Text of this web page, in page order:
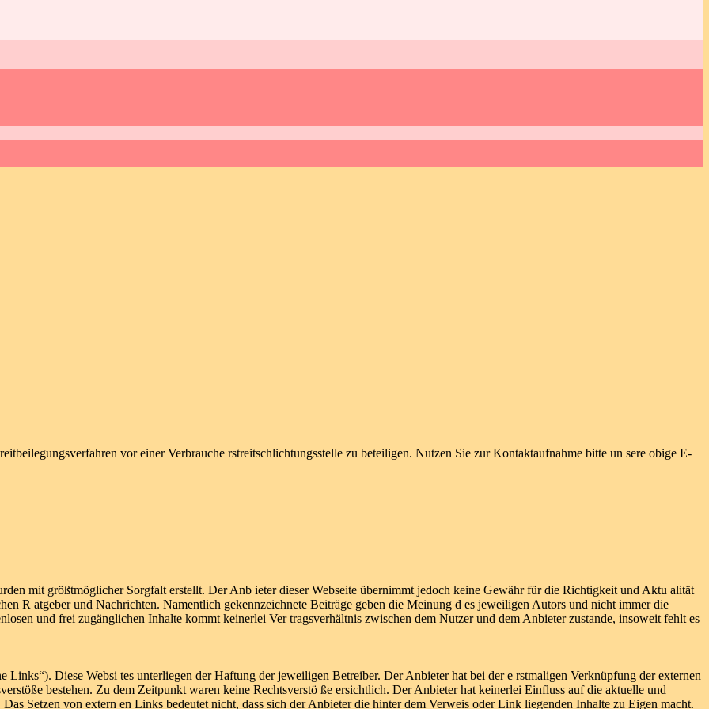
vor einer Verbrauche rstreitschlichtungsstelle zu beteiligen. Nutzen Sie zur Kontaktaufnahme bitte un sere obige E-
mit größtmöglicher Sorgfalt erstellt. Der Anb ieter dieser Webseite übernimmt jedoch keine Gewähr für die Richtigkeit und Aktu alität
R atgeber und Nachrichten. Namentlich gekennzeichnete Beiträge geben die Meinung d es jeweiligen Autors und nicht immer die
und frei zugänglichen Inhalte kommt keinerlei Ver tragsverhältnis zwischen dem Nutzer und dem Anbieter zustande, insoweit fehlt es
Links“). Diese Websi tes unterliegen der Haftung der jeweiligen Betreiber. Der Anbieter hat bei der e rstmaligen Verknüpfung der externen
bestehen. Zu dem Zeitpunkt waren keine Rechtsverstö ße ersichtlich. Der Anbieter hat keinerlei Einfluss auf die aktuelle und
Setzen von extern en Links bedeutet nicht, dass sich der Anbieter die hinter dem Verweis oder Link liegenden Inhalte zu Eigen macht.